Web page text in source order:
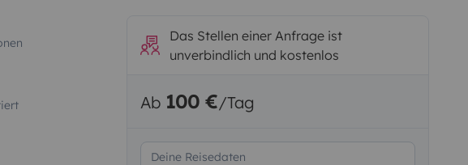
Das Stellen einer Anfrage ist
unverbindlich und kostenlos
Ab 100 €/Tag
Deine Reisedaten